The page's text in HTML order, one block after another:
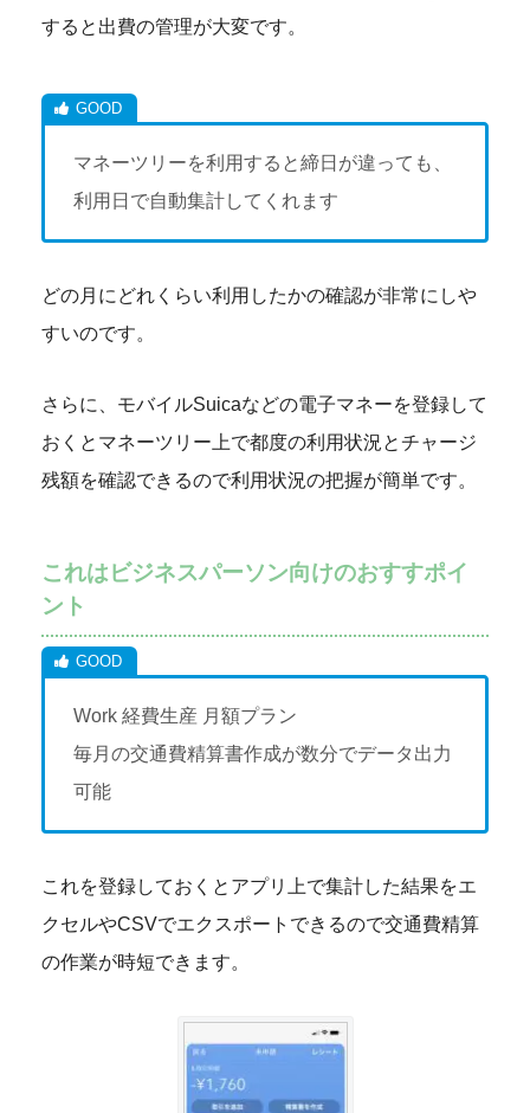
すると出費の管理が大変です。
マネーツリーを利用すると締日が違っても、
利用日で自動集計してくれます
どの月にどれくらい利用したかの確認が非常にしや
すいのです。
さらに、モバイルSuicaなどの電子マネーを登録して
おくとマネーツリー上で都度の利用状況とチャージ
残額を確認できるので利用状況の把握が簡単です。
これはビジネスパーソン向けのおすすポイ
ント
Work 経費生産 月額プラン
毎月の交通費精算書作成が数分でデータ出力
可能
これを登録しておくとアプリ上で集計した結果をエ
クセルやCSVでエクスポートできるので交通費精算
の作業が時短できます。